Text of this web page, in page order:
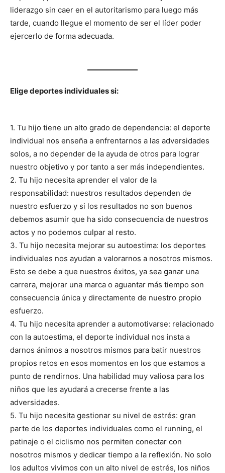
liderazgo sin caer en el autoritarismo para luego más
tarde, cuando llegue el momento de ser el líder poder
ejercerlo de forma adecuada.
Elige deportes individuales si:
1. Tu hijo tiene un alto grado de dependencia: el deporte
individual nos enseña a enfrentarnos a las adversidades
solos, a no depender de la ayuda de otros para lograr
nuestro objetivo y por tanto a ser más independientes.
2. Tu hijo necesita aprender el valor de la
responsabilidad: nuestros resultados dependen de
nuestro esfuerzo y si los resultados no son buenos
debemos asumir que ha sido consecuencia de nuestros
actos y no podemos culpar al resto.
3. Tu hijo necesita mejorar su autoestima: los deportes
individuales nos ayudan a valorarnos a nosotros mismos.
Esto se debe a que nuestros éxitos, ya sea ganar una
carrera, mejorar una marca o aguantar más tiempo son
consecuencia única y directamente de nuestro propio
esfuerzo.
4. Tu hijo necesita aprender a automotivarse: relacionado
con la autoestima, el deporte individual nos insta a
darnos ánimos a nosotros mismos para batir nuestros
propios retos en esos momentos en los que estamos a
punto de rendirnos. Una habilidad muy valiosa para los
niños que les ayudará a crecerse frente a las
adversidades.
5. Tu hijo necesita gestionar su nivel de estrés: gran
parte de los deportes individuales como el running, el
patinaje o el ciclismo nos permiten conectar con
nosotros mismos y dedicar tiempo a la reflexión. No solo
los adultos vivimos con un alto nivel de estrés, los niños